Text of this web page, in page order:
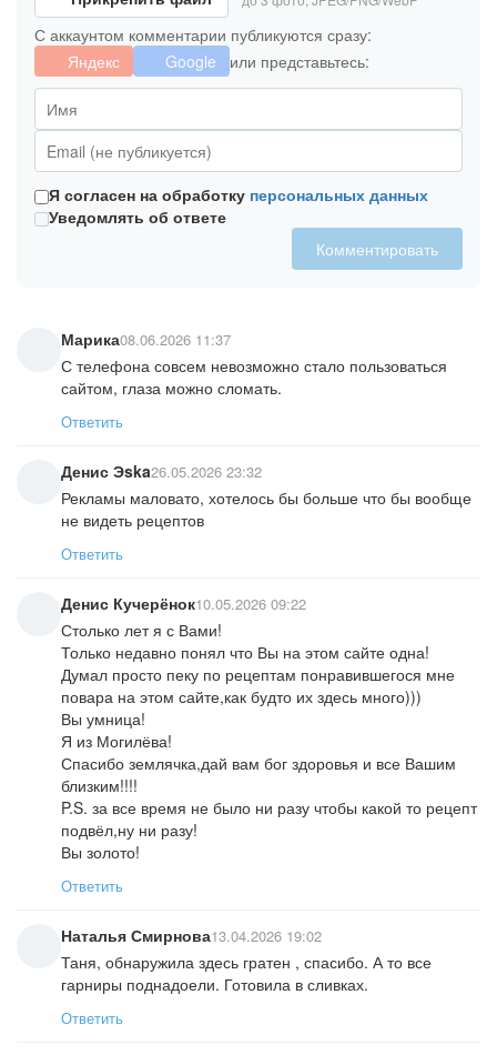
С аккаунтом комментарии публикуются сразу:
Яндекс
Google или представьтесь:
Я согласен на обработку персональных данных
Уведомлять об ответе
Комментировать
Марика08.06.2026 11:37
С телефона совсем невозможно стало пользоваться
сайтом, глаза можно сломать.
Ответить
Денис Эska26.05.2026 23:32
Рекламы маловато, хотелось бы больше что бы вообще
не видеть рецептов
Ответить
Денис Кучерёнок10.05.2026 09:22
Столько лет я с Вами!
Только недавно понял что Вы на этом сайте одна!
Думал просто пеку по рецептам понравившегося мне
повара на этом сайте,как будто их здесь много)))
Вы умница!
Я из Могилёва!
Спасибо землячка,дай вам бог здоровья и все Вашим
близким!!!!
P.S. за все время не было ни разу чтобы какой то рецепт
подвёл,ну ни разу!
Вы золото!
Ответить
Наталья Смирнова13.04.2026 19:02
Таня, обнаружила здесь гратен , спасибо. А то все
гарниры поднадоели. Готовила в сливках.
Ответить